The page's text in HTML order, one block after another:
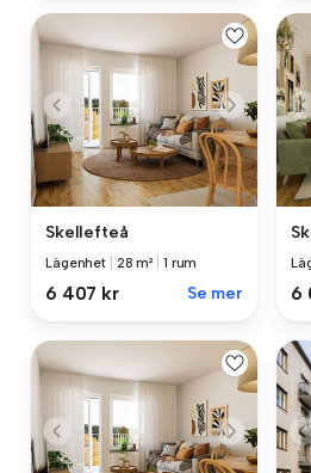
Skellefteå
Lägenhet 28 m² 1 rum
6 407 kr Se mer 6